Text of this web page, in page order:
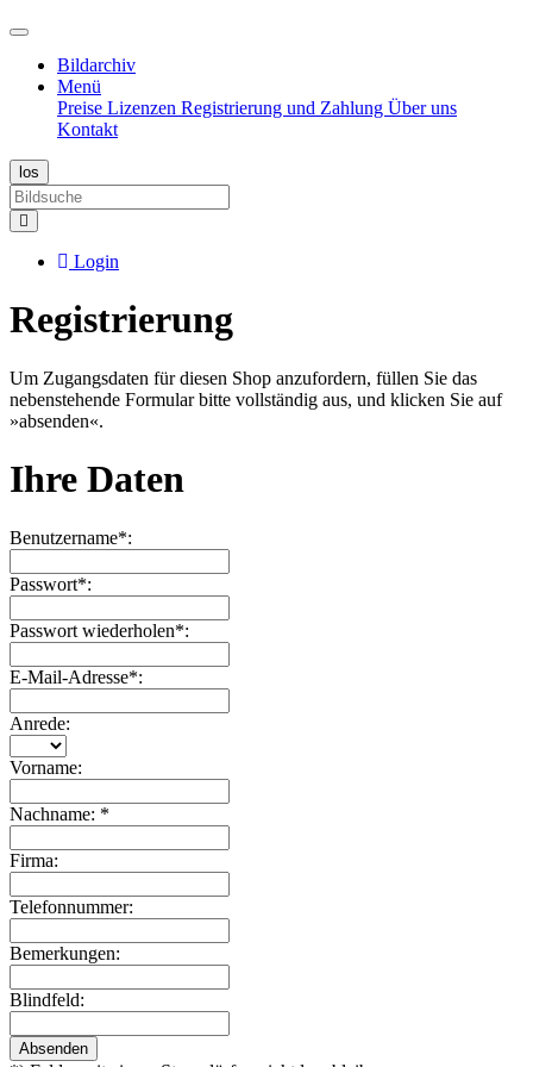
Bildarchiv
Menü
Preise Lizenzen Registrierung und Zahlung Über uns
Kontakt
Login
Registrierung
Um Zugangsdaten für diesen Shop anzufordern, füllen Sie das
nebenstehende Formular bitte vollständig aus, und klicken Sie auf
»absenden«.
Ihre Daten
Benutzername*:
Passwort*:
Passwort wiederholen*:
E-Mail-Adresse*:
Anrede:
Vorname:
Nachname: *
Firma:
Telefonnummer:
Bemerkungen:
Blindfeld:
Absenden